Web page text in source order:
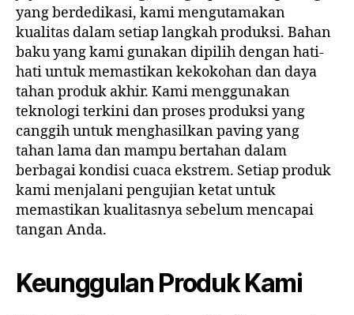
yang berdedikasi, kami mengutamakan
kualitas dalam setiap langkah produksi. Bahan
baku yang kami gunakan dipilih dengan hati-
hati untuk memastikan kekokohan dan daya
tahan produk akhir. Kami menggunakan
teknologi terkini dan proses produksi yang
canggih untuk menghasilkan paving yang
tahan lama dan mampu bertahan dalam
berbagai kondisi cuaca ekstrem. Setiap produk
kami menjalani pengujian ketat untuk
memastikan kualitasnya sebelum mencapai
tangan Anda.
Keunggulan Produk Kami